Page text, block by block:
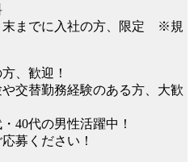
末までに入社の方、限定 ※規
、歓迎！
交替勤務経験のある方、大歓
40代の男性活躍中！
募ください！